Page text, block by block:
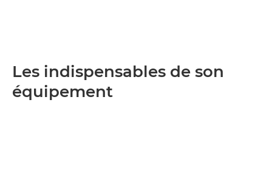
Les indispensables de son
équipement